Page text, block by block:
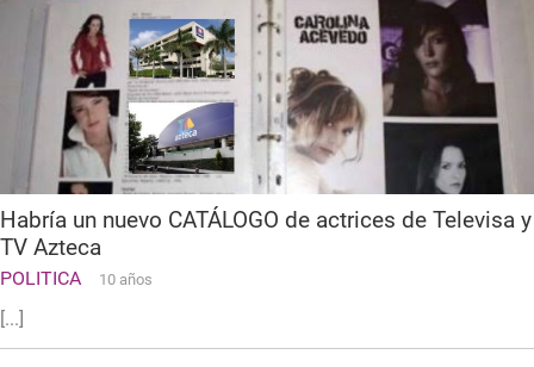
Habría un nuevo CATÁLOGO de actrices de Televisa y
TV Azteca
POLITICA 10 años
[...]